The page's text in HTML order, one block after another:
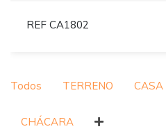
REF CA1802
Todos TERRENO CASA
CHÁCARA